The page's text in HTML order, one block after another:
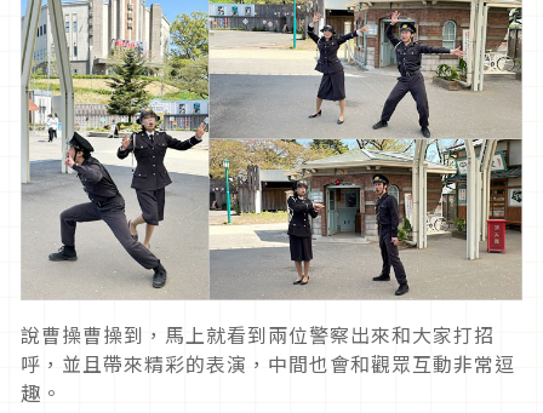
說曹操曹操到，馬上就看到兩位警察出來和大家打招
呼，並且帶來精彩的表演，中間也會和觀眾互動非常逗
趣。